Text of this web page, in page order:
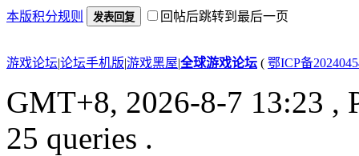
本版积分规则 发表回复 回帖后跳转到最后一页
游戏论坛|论坛手机版|游戏黑屋|全球游戏论坛 ( 鄂ICP备
GMT+8, 2026-8-7 13:23 ,
25 queries .